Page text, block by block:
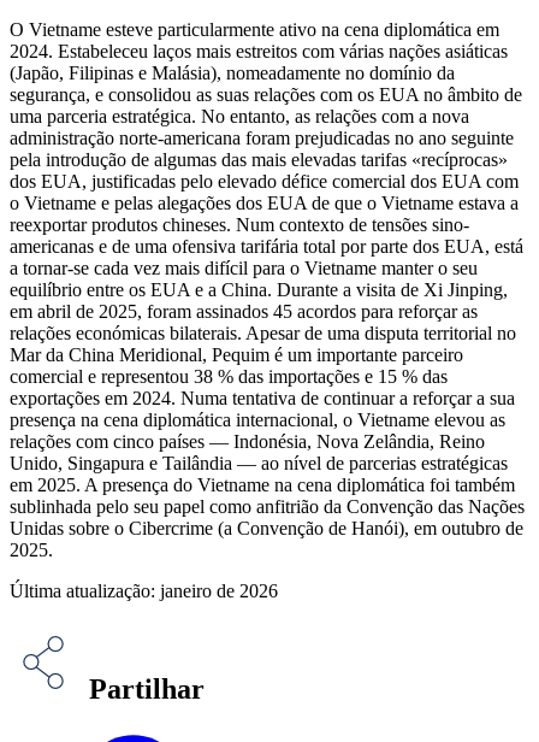
O Vietname esteve particularmente ativo na cena diplomática em
2024. Estabeleceu laços mais estreitos com várias nações asiáticas
(Japão, Filipinas e Malásia), nomeadamente no domínio da
segurança, e consolidou as suas relações com os EUA no âmbito de
uma parceria estratégica. No entanto, as relações com a nova
administração norte-americana foram prejudicadas no ano seguinte
pela introdução de algumas das mais elevadas tarifas «recíprocas»
dos EUA, justificadas pelo elevado défice comercial dos EUA com
o Vietname e pelas alegações dos EUA de que o Vietname estava a
reexportar produtos chineses. Num contexto de tensões sino-
americanas e de uma ofensiva tarifária total por parte dos EUA, está
a tornar-se cada vez mais difícil para o Vietname manter o seu
equilíbrio entre os EUA e a China. Durante a visita de Xi Jinping,
em abril de 2025, foram assinados 45 acordos para reforçar as
relações económicas bilaterais. Apesar de uma disputa territorial no
Mar da China Meridional, Pequim é um importante parceiro
comercial e representou 38 % das importações e 15 % das
exportações em 2024. Numa tentativa de continuar a reforçar a sua
presença na cena diplomática internacional, o Vietname elevou as
relações com cinco países — Indonésia, Nova Zelândia, Reino
Unido, Singapura e Tailândia — ao nível de parcerias estratégicas
em 2025. A presença do Vietname na cena diplomática foi também
sublinhada pelo seu papel como anfitrião da Convenção das Nações
Unidas sobre o Cibercrime (a Convenção de Hanói), em outubro de
2025.
Última atualização: janeiro de 2026
Partilhar